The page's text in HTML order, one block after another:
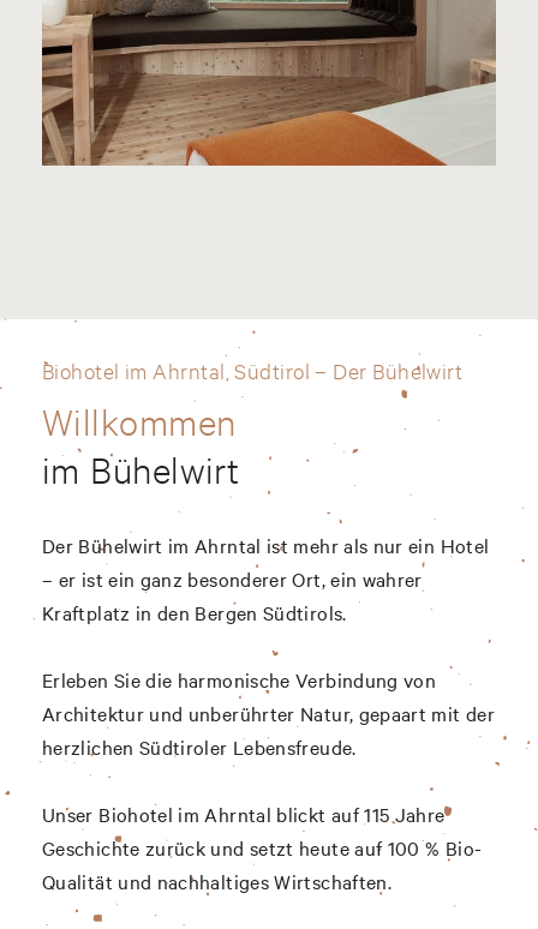
Biohotel im Ahrntal, Südtirol – Der Bühelwirt
Willkommen
im Bühelwirt
Der Bühelwirt im Ahrntal ist mehr als nur ein Hotel
– er ist ein ganz besonderer Ort, ein wahrer
Kraftplatz in den Bergen Südtirols.
Erleben Sie die harmonische Verbindung von
Architektur und unberührter Natur, gepaart mit der
herzlichen Südtiroler Lebensfreude.
Unser Biohotel im Ahrntal blickt auf 115 Jahre
Geschichte zurück und setzt heute auf 100 % Bio-
Qualität und nachhaltiges Wirtschaften.